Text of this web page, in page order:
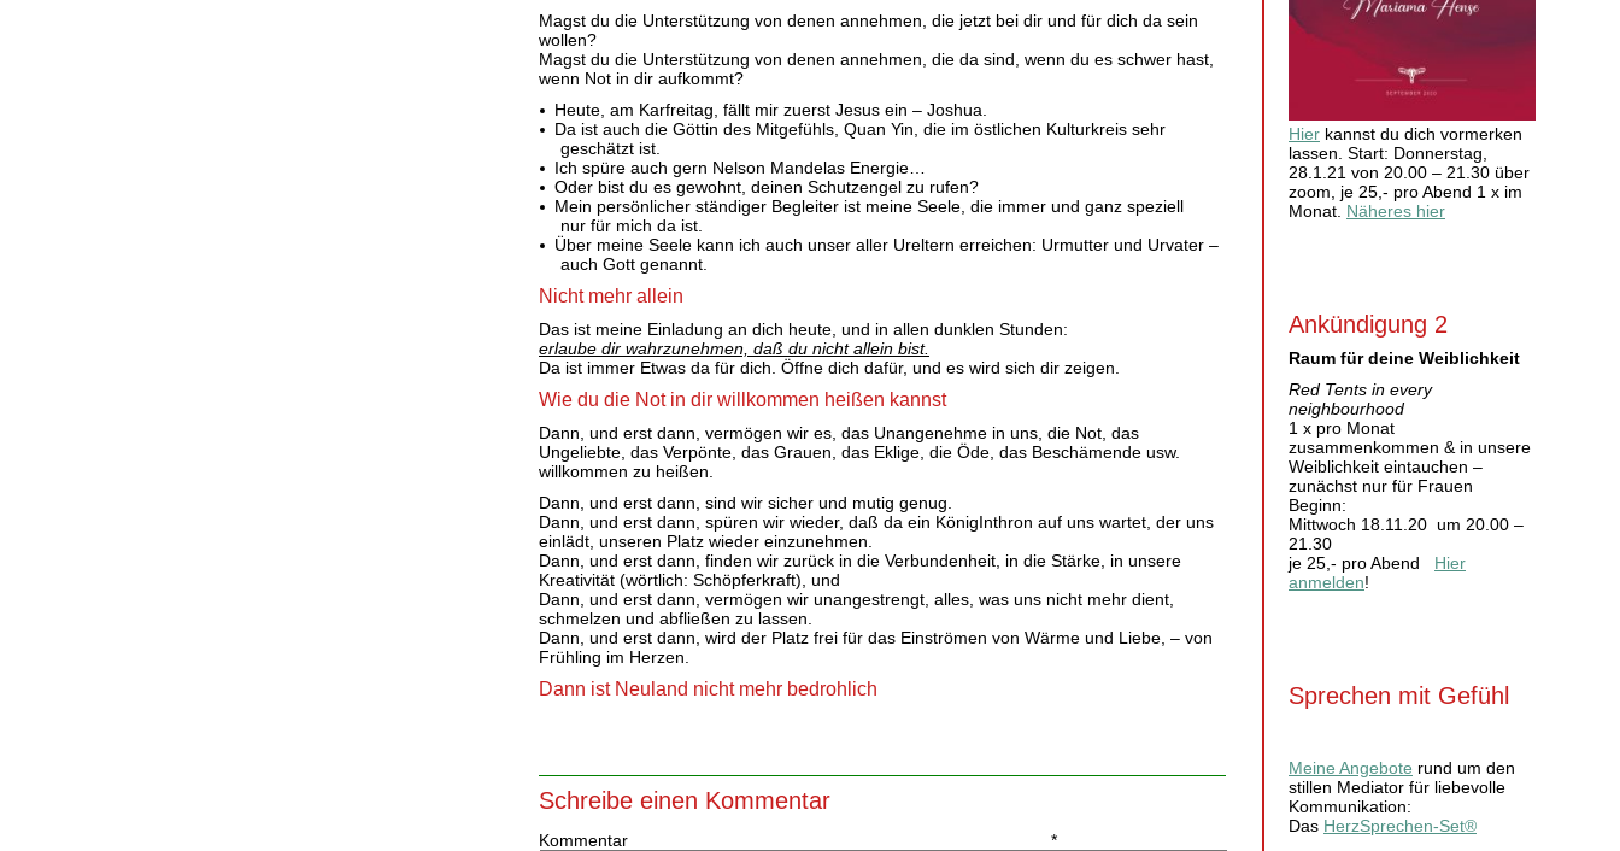
Hier kannst du dich vormerken
lassen. Start: Donnerstag,
28.1.21 von 20.00 – 21.30 über
zoom, je 25,- pro Abend 1 x im
Monat. Näheres hier
Ankündigung 2
Raum für deine Weiblichkeit
Red Tents in every
neighbourhood
1 x pro Monat
zusammenkommen & in unsere
Weiblichkeit eintauchen –
zunächst nur für Frauen
Beginn:
Mittwoch 18.11.20 um 20.00 –
21.30
je 25,- pro Abend Hier
anmelden!
Sprechen mit Gefühl
Meine Angebote rund um den
stillen Mediator für liebevolle
Kommunikation:
Das HerzSprechen-Set®
Magst du die Unterstützung von denen annehmen, die jetzt bei dir und für dich da sein
wollen?
Magst du die Unterstützung von denen annehmen, die da sind, wenn du es schwer hast,
wenn Not in dir aufkommt?
Heute, am Karfreitag, fällt mir zuerst Jesus ein – Joshua.
Da ist auch die Göttin des Mitgefühls, Quan Yin, die im östlichen Kulturkreis sehr
geschätzt ist.
Ich spüre auch gern Nelson Mandelas Energie…
Oder bist du es gewohnt, deinen Schutzengel zu rufen?
Mein persönlicher ständiger Begleiter ist meine Seele, die immer und ganz speziell
nur für mich da ist.
Über meine Seele kann ich auch unser aller Ureltern erreichen: Urmutter und Urvater –
auch Gott genannt.
Nicht mehr allein
Das ist meine Einladung an dich heute, und in allen dunklen Stunden:
erlaube dir wahrzunehmen, daß du nicht allein bist.
Da ist immer Etwas da für dich. Öffne dich dafür, und es wird sich dir zeigen.
Wie du die Not in dir willkommen heißen kannst
Dann, und erst dann, vermögen wir es, das Unangenehme in uns, die Not, das
Ungeliebte, das Verpönte, das Grauen, das Eklige, die Öde, das Beschämende usw.
willkommen zu heißen.
Dann, und erst dann, sind wir sicher und mutig genug.
Dann, und erst dann, spüren wir wieder, daß da ein KönigInthron auf uns wartet, der uns
einlädt, unseren Platz wieder einzunehmen.
Dann, und erst dann, finden wir zurück in die Verbundenheit, in die Stärke, in unsere
Kreativität (wörtlich: Schöpferkraft), und
Dann, und erst dann, vermögen wir unangestrengt, alles, was uns nicht mehr dient,
schmelzen und abfließen zu lassen.
Dann, und erst dann, wird der Platz frei für das Einströmen von Wärme und Liebe, – von
Frühling im Herzen.
Dann ist Neuland nicht mehr bedrohlich
Schreibe einen Kommentar
Kommentar *